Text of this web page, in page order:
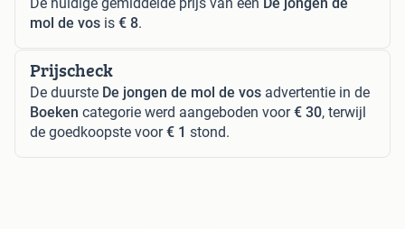
De huidige gemiddelde prijs van een De jongen de
mol de vos is € 8.
Prijscheck
De duurste De jongen de mol de vos advertentie in de
Boeken categorie werd aangeboden voor € 30, terwijl
de goedkoopste voor € 1 stond.